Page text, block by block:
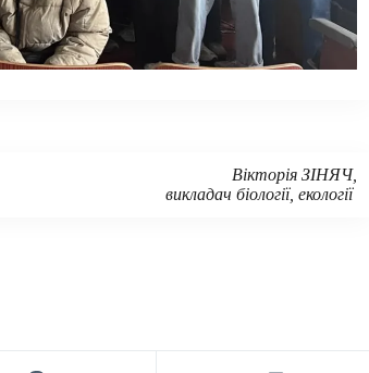
Вікторія ЗІНЯЧ,
викладач біології, екології